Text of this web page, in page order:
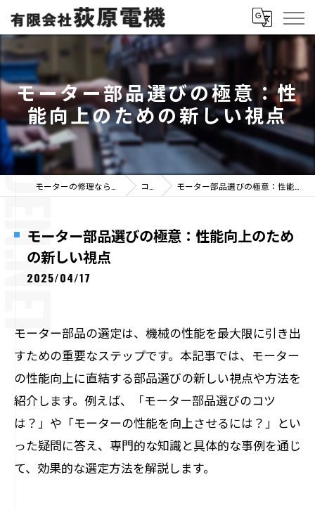
モーター部品選びの極意：性
能向上のための新しい視点
コラム モーター部品選びの極意：性能向上のための新しい視点
モーター部品選びの極意：性能向上のため
の新しい視点
2025/04/17
モーター部品の選定は、機械の性能を最大限に引き出
すための重要なステップです。本記事では、モーター
の性能向上に直結する部品選びの新しい視点や方法を
紹介します。例えば、「モーター部品選びのコツ
は？」や「モーターの性能を向上させるには？」とい
った疑問に答え、専門的な知識と具体的な事例を通じ
て、効果的な選定方法を解説します。